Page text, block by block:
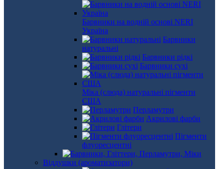
Барвники на водній основі NERI
Україна
Барвники
натуральні
Барвники рідкі
Барвники сухі
Міка (слюда) натуральні пігменти
США
Перламутри
Акрилові фарби
Глітери
Пігменти
флуоресцентні
Віддушки (ароматизатори)